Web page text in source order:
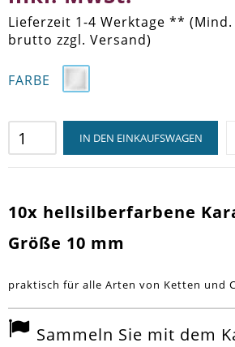
Lieferzeit 1-4 Werktage **
brutto zzgl. Versand)
FARBE
IN DEN EINKAUFSWAGEN
10x hellsilberfarbene
Größe 10 mm
praktisch für alle Arten von Ketten und
Sammeln Sie mit dem